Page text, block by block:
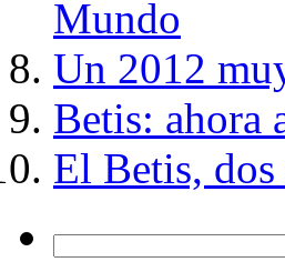
Mundo
Un 2012
Betis: ahora
El Betis, dos